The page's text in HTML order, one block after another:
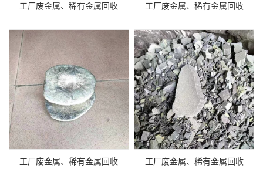
工厂废金属、稀有金属回收 工厂废金属、稀有金属回收
工厂废金属、稀有金属回收 工厂废金属、稀有金属回收